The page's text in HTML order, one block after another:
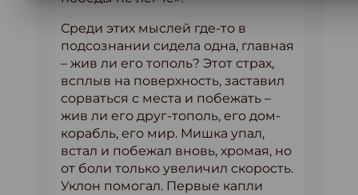
Среди этих мыслей где-то в
подсознании сидела одна, главная
– жив ли его тополь? Этот страх,
всплыв на поверхность, заставил
сорваться с места и побежать –
жив ли его друг-тополь, его дом-
корабль, его мир. Мишка упал,
встал и побежал вновь, хромая, но
от боли только увеличил скорость.
Уклон помогал. Первые капли